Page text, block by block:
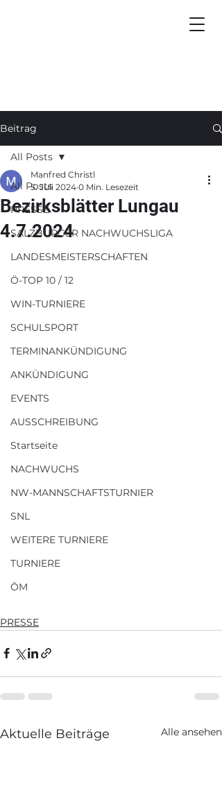
Beitrag
All Posts
PRESSE
SALZBURGER NACHWUCHSLIGA
LANDESMEISTERSCHAFTEN
Ö-TOP 10 / 12
WIN-TURNIERE
SCHULSPORT
TERMINANKÜNDIGUNG
ANKÜNDIGUNG
EVENTS
AUSSCHREIBUNG
Startseite
NACHWUCHS
NW-MANNSCHAFTSTURNIER
SNL
WEITERE TURNIERE
TURNIERE
ÖM
All Posts
Bezirksblätter Lungau
4.7.2024
Manfred Christl
5. Juli 2024 0 Min. Lesezeit
PRESSE
Aktuelle Beiträge Alle ansehen